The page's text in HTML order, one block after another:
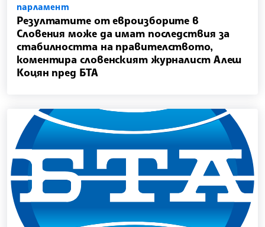
парламент
Резултатите от евроизборите в
Словения може да имат последствия за
стабилността на правителството,
коментира словенският журналист Алеш
Коцян пред БТА